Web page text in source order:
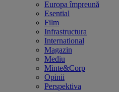
Europa împreună
Esential
Film
Infrastructura
International
Magazin
Mediu
Minte&Corp
Opinii
Perspektiva